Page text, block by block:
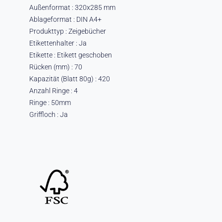
Außenformat : 320x285 mm
Ablageformat : DIN A4+
Produkttyp : Zeigebücher
Etikettenhalter : Ja
Etikette : Etikett geschoben
Rücken (mm) : 70
Kapazität (Blatt 80g) : 420
Anzahl Ringe : 4
Ringe : 50mm
Griffloch : Ja